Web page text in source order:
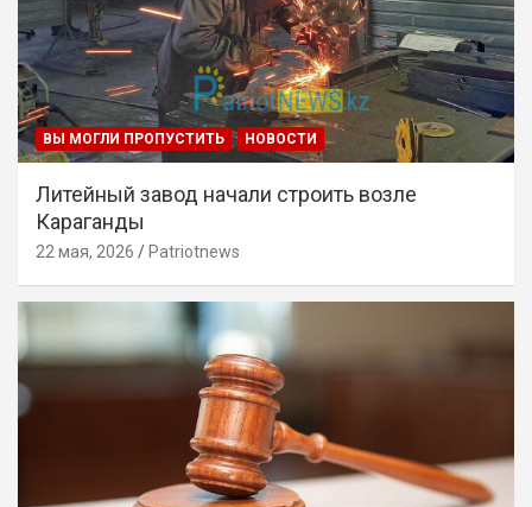
ВЫ МОГЛИ ПРОПУСТИТЬ НОВОСТИ
Литейный завод начали строить возле
Караганды
22 мая, 2026 Patriotnews